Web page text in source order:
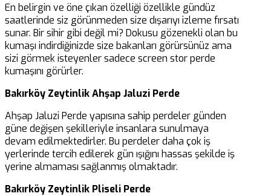
En belirgin ve öne çıkan özelliği özellikle gündüz
saatlerinde siz görünmeden size dışarıyı izleme fırsatı
sunar. Bir sihir gibi değil mi? Dokusu gözenekli olan bu
kumaşı indirdiğinizde size bakanları görürsünüz ama
sizi görmek isteyenler sadece screen stor perde
kumaşını görürler.
Bakırköy Zeytinlik Ahşap Jaluzi Perde
Ahşap Jaluzi Perde yapısına sahip perdeler günden
güne değişen şekilleriyle insanlara sunulmaya
devam edilmektedirler. Bu perdeler daha çok iş
yerlerinde tercih edilerek gün ışığını hassas şekilde iş
yerine almaması sağlanmış olmaktadır.
Bakırköy Zeytinlik Pliseli Perde